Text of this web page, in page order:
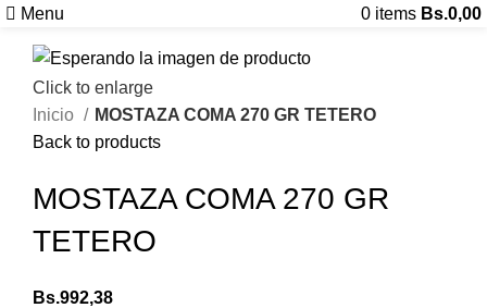
Menu 0 items Bs.0,00
Click to enlarge
Inicio
MOSTAZA COMA 270 GR TETERO
Back to products
MOSTAZA COMA 270 GR
TETERO
Bs.992,38